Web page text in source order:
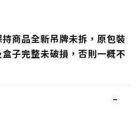
商品全新吊牌未拆，原包裝
子完整未破損，否則一概不